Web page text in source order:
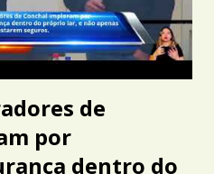
de
por
dentro do